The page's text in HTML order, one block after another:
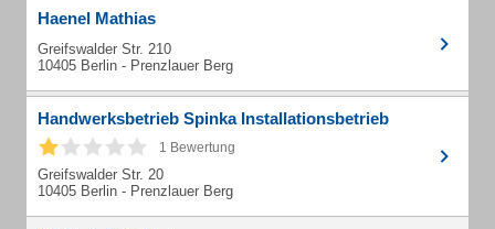
Haenel Mathias
Greifswalder Str. 210
10405 Berlin - Prenzlauer Berg
Handwerksbetrieb Spinka Installationsbetrieb
1 Bewertung
Greifswalder Str. 20
10405 Berlin - Prenzlauer Berg